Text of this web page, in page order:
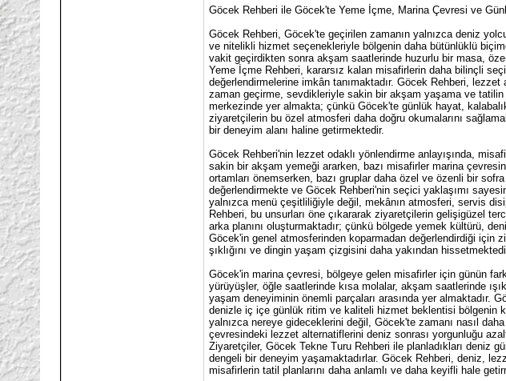
Göcek Rehberi ile Göcek'te Yeme İçme, Marina Çevresi ve
Göcek Rehberi, Göcek'te geçirilen zamanın yalnızca deniz
ve nitelikli hizmet seçenekleriyle bölgenin daha bütünlüklü
vakit geçirdikten sonra akşam saatlerinde huzurlu bir masa,
Yeme İçme Rehberi, kararsız kalan misafirlerin daha bilinçli
değerlendirmelerine imkân tanımaktadır. Göcek Rehberi,
zaman geçirme, sevdikleriyle sakin bir akşam yaşama ve tatilin
merkezinde yer almakta; çünkü Göcek'te günlük hayat,
ziyaretçilerin bu özel atmosferi daha doğru okumalarını
bir deneyim alanı haline getirmektedir.
Göcek Rehberi'nin lezzet odaklı yönlendirme anlayışında,
sakin bir akşam yemeği ararken, bazı misafirler marina
ortamları önemserken, bazı gruplar daha özel ve özenli bir
değerlendirmekte ve Göcek Rehberi'nin seçici yaklaşımı
yalnızca menü çeşitliliğiyle değil, mekânın atmosferi, servis
Rehberi, bu unsurları öne çıkararak ziyaretçilerin gelişigüzel
arka planını oluşturmaktadır; çünkü bölgede yemek kültürü,
Göcek'in genel atmosferinden koparmadan değerlendirdiği için
şıklığını ve dingin yaşam çizgisini daha yakından
Göcek'in marina çevresi, bölgeye gelen misafirler için günün
yürüyüşler, öğle saatlerinde kısa molalar, akşam saatlerinde
yaşam deneyiminin önemli parçaları arasında yer almaktadır.
denizle iç içe günlük ritim ve kaliteli hizmet beklentisi bölgenin
yalnızca nereye gideceklerini değil, Göcek'te zamanı nasıl
çevresindeki lezzet alternatiflerini deniz sonrası yorgunluğu
Ziyaretçiler, Göcek Tekne Turu Rehberi ile planladıkları deniz
dengeli bir deneyim yaşamaktadırlar. Göcek Rehberi, deniz,
misafirlerin tatil planlarını daha anlamlı ve daha keyifli hale